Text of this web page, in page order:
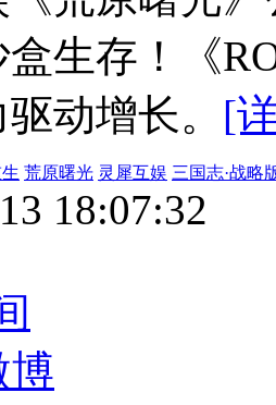
生存！《
动增长。 [
荒原曙光 灵犀互娱 三国志·战略
18:07:32
博